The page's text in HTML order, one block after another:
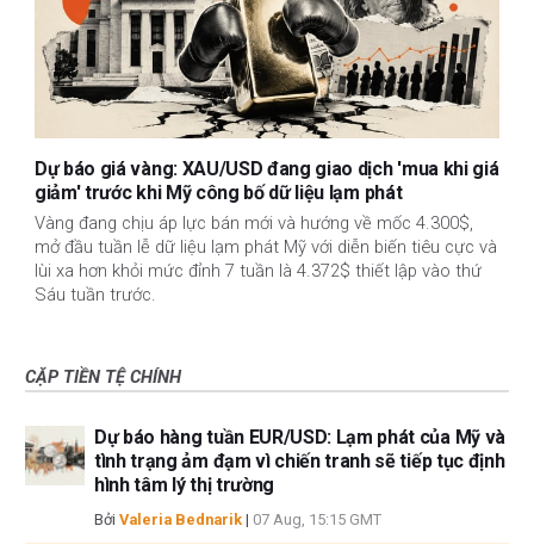
Dự báo giá vàng: XAU/USD đang giao dịch 'mua khi giá
giảm' trước khi Mỹ công bố dữ liệu lạm phát
Vàng đang chịu áp lực bán mới và hướng về mốc 4.300$,
mở đầu tuần lễ dữ liệu lạm phát Mỹ với diễn biến tiêu cực và
lùi xa hơn khỏi mức đỉnh 7 tuần là 4.372$ thiết lập vào thứ
Sáu tuần trước.
CẶP TIỀN TỆ CHÍNH
Dự báo hàng tuần EUR/USD: Lạm phát của Mỹ và
tình trạng ảm đạm vì chiến tranh sẽ tiếp tục định
hình tâm lý thị trường
Bởi Valeria Bednarik | 07 Aug, 15:15 GMT